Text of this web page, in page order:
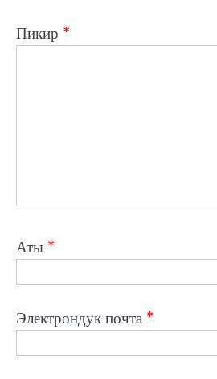
Пикир *
Аты *
Электрондук почта *